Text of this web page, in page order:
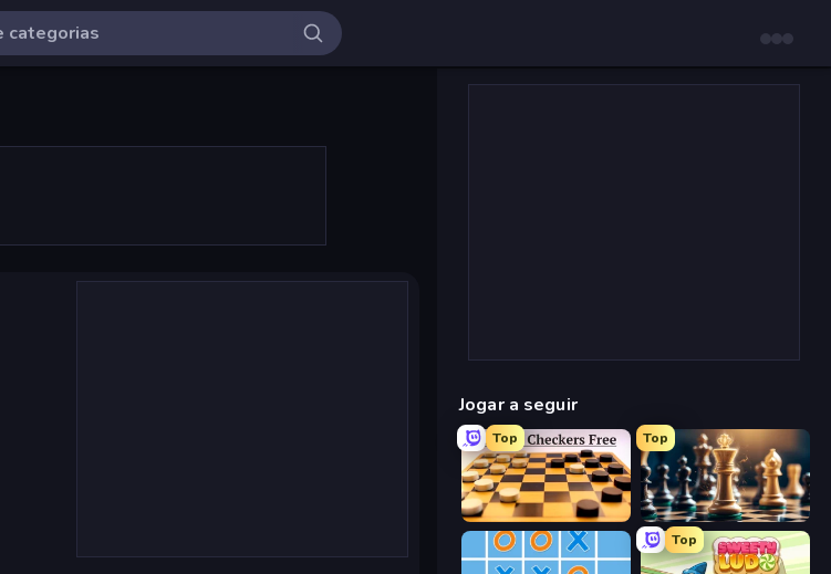
Jogar a seguir
Top
English Checkers Free
Top
Chess Free
Top